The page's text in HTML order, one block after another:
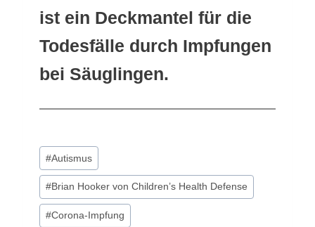
ist ein Deckmantel für die
Todesfälle durch Impfungen
bei Säuglingen.
Schlagworte:
#Autismus
#Brian Hooker von Children’s Health Defense
#Corona-Impfung